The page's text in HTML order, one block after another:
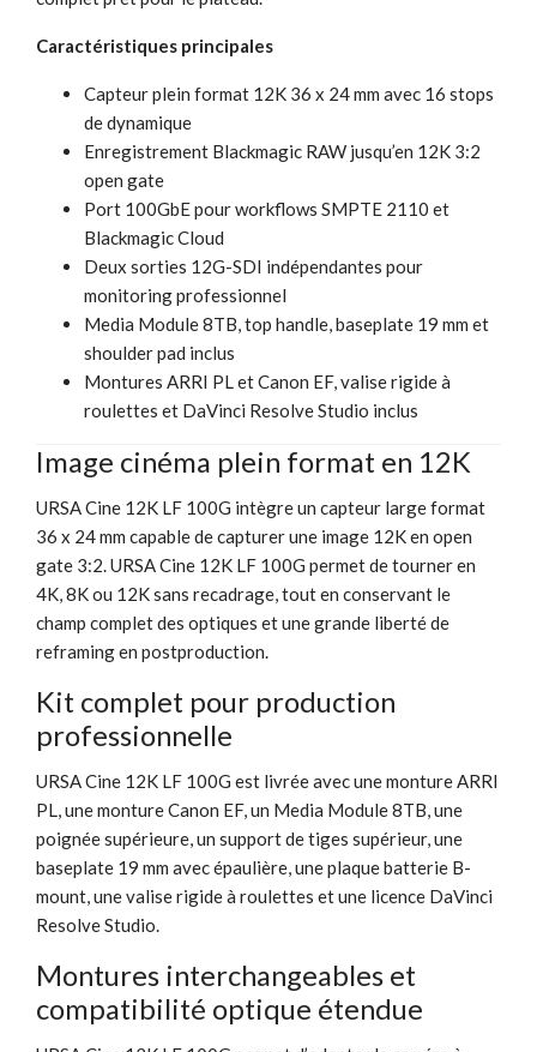
Caractéristiques principales
Capteur plein format 12K 36 x 24 mm avec 16 stops
de dynamique
Enregistrement Blackmagic RAW jusqu’en 12K 3:2
open gate
Port 100GbE pour workflows SMPTE 2110 et
Blackmagic Cloud
Deux sorties 12G-SDI indépendantes pour
monitoring professionnel
Media Module 8TB, top handle, baseplate 19 mm et
shoulder pad inclus
Montures ARRI PL et Canon EF, valise rigide à
roulettes et DaVinci Resolve Studio inclus
Image cinéma plein format en 12K
URSA Cine 12K LF 100G intègre un capteur large format
36 x 24 mm capable de capturer une image 12K en open
gate 3:2. URSA Cine 12K LF 100G permet de tourner en
4K, 8K ou 12K sans recadrage, tout en conservant le
champ complet des optiques et une grande liberté de
reframing en postproduction.
Kit complet pour production
professionnelle
URSA Cine 12K LF 100G est livrée avec une monture ARRI
PL, une monture Canon EF, un Media Module 8TB, une
poignée supérieure, un support de tiges supérieur, une
baseplate 19 mm avec épaulière, une plaque batterie B-
mount, une valise rigide à roulettes et une licence DaVinci
Resolve Studio.
Montures interchangeables et
compatibilité optique étendue